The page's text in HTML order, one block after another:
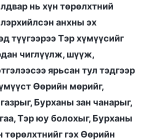
нь хүн төрөлхтний
анхны эх
түүгээрээ Тэр хүмүүсийг
чиглүүлж, шүүж,
ярьсан тул тэдгээр
Өөрийн мөрийг,
Бурханы зан чанарыг,
Тэр юу болохыг, Бурханы
төрөлхтнийг гэх Өөрийн